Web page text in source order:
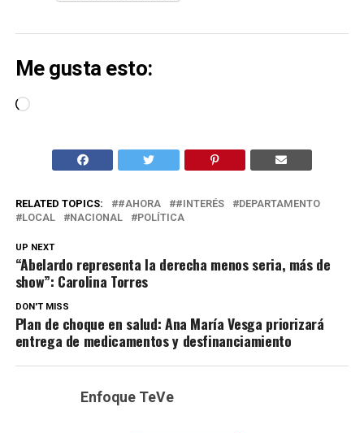
Me gusta esto:
Cargando...
RELATED TOPICS: #AHORA #INTERÉS
DEPARTAMENTO
LOCAL
NACIONAL POLÍTICA
UP NEXT
“Abelardo representa la derecha menos seria, más de
show”: Carolina Torres
DON'T MISS
Plan de choque en salud: Ana María Vesga priorizará
entrega de medicamentos y desfinanciamiento
Enfoque TeVe